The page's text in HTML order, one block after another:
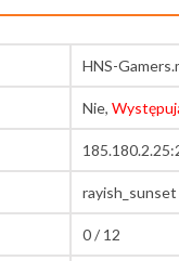
HNS-
Nie,
rayish_sunset
0 / 12